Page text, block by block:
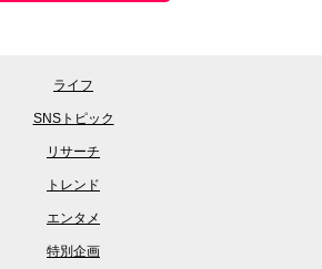
ライフ
SNSトピック
リサーチ
トレンド
エンタメ
特別企画